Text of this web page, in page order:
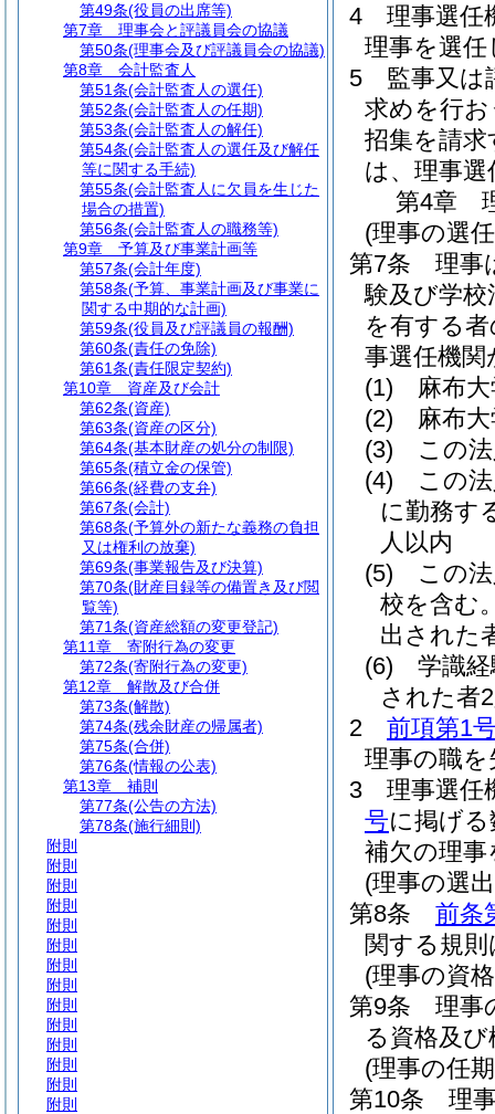
4
理事選任
理事を選
5
監事又は
求めを行
招集を請
は、理事
第4章
(理事の選
第7条
理事
験及び学
を有する
事選任機
(1)
麻布
(2)
麻布
(3)
この
(4)
この
に勤務す
人以内
(5)
この
校を含む
出された
(6)
学識
された者
2
前項第1
理事の職
3
理事選任
号に掲げ
補欠の理
(理事の選
第8条
前条
関する規
(理事の資
第9条
理事
る資格及
(理事の任
第10条
理
第49条(役員の出席等)
第7章
理事会と評議員会の協議
第50条(理事会及び評議員会の協議)
第8章
会計監査人
第51条(会計監査人の選任)
第52条(会計監査人の任期)
第53条(会計監査人の解任)
第54条(会計監査人の選任及び解任
等に関する手続)
第55条(会計監査人に欠員を生じた
場合の措置)
第56条(会計監査人の職務等)
第9章
予算及び事業計画等
第57条(会計年度)
第58条(予算、事業計画及び事業に
関する中期的な計画)
第59条(役員及び評議員の報酬)
第60条(責任の免除)
第61条(責任限定契約)
第10章
資産及び会計
第62条(資産)
第63条(資産の区分)
第64条(基本財産の処分の制限)
第65条(積立金の保管)
第66条(経費の支弁)
第67条(会計)
第68条(予算外の新たな義務の負担
又は権利の放棄)
第69条(事業報告及び決算)
第70条(財産目録等の備置き及び閲
覧等)
第71条(資産総額の変更登記)
第11章
寄附行為の変更
第72条(寄附行為の変更)
第12章
解散及び合併
第73条(解散)
第74条(残余財産の帰属者)
第75条(合併)
第76条(情報の公表)
第13章
補則
第77条(公告の方法)
第78条(施行細則)
附則
附則
附則
附則
附則
附則
附則
附則
附則
附則
附則
附則
附則
附則